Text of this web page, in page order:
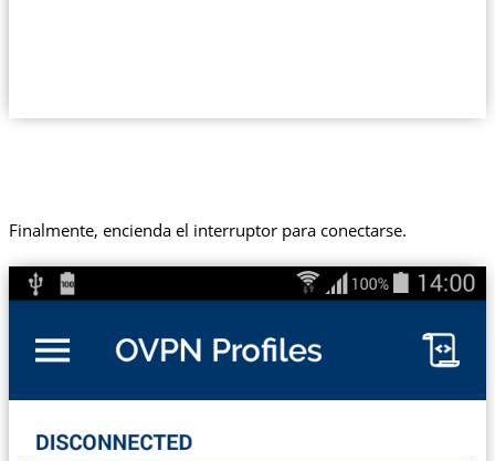
Finalmente, encienda el interruptor para conectarse.